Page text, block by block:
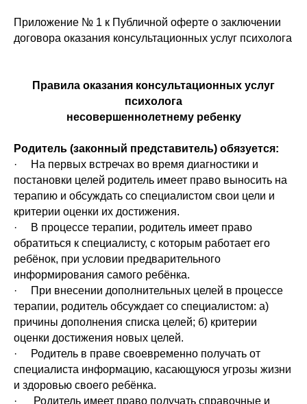
Приложение № 1 к Публичной оферте о заключении
договора оказания консультационных услуг психолога
Правила оказания консультационных услуг
психолога
несовершеннолетнему ребенку
Родитель (законный представитель) обязуется:
· На первых встречах во время диагностики и
постановки целей родитель имеет право выносить на
терапию и обсуждать со специалистом свои цели и
критерии оценки их достижения.
· В процессе терапии, родитель имеет право
обратиться к специалисту, с которым работает его
ребёнок, при условии предварительного
информирования самого ребёнка.
· При внесении дополнительных целей в процессе
терапии, родитель обсуждает со специалистом: а)
причины дополнения списка целей; б) критерии
оценки достижения новых целей.
· Родитель в праве своевременно получать от
специалиста информацию, касающуюся угрозы жизни
и здоровью своего ребёнка.
· Родитель имеет право получать справочные и